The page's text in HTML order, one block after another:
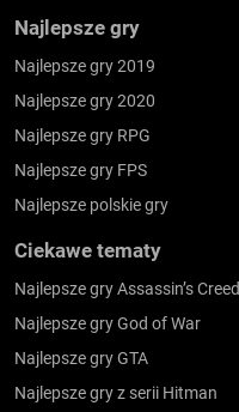
Najlepsze gry
Najlepsze gry 2019
Najlepsze gry 2020
Najlepsze gry RPG
Najlepsze gry FPS
Najlepsze polskie gry
Ciekawe tematy
Najlepsze gry Assassin’s Creed
Najlepsze gry God of War
Najlepsze gry GTA
Najlepsze gry z serii Hitman